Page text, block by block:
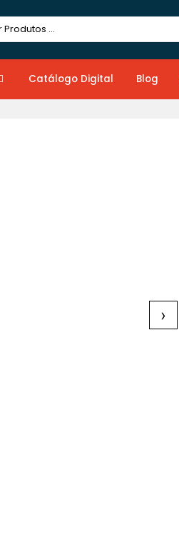
Catálogo Digital Blog
›